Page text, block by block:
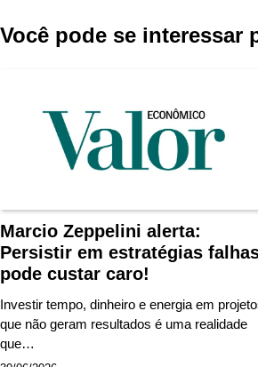
Post
Você pode se interessar
Marcio Zeppelini alerta:
Persistir em estratégias
pode custar caro!
Investir tempo, dinheiro e energia em
que não geram resultados é uma realidade
que…